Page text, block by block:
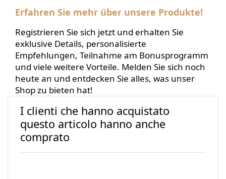
Erfahren Sie mehr über unsere Produkte!
Registrieren Sie sich jetzt und erhalten Sie
exklusive Details, personalisierte
Empfehlungen, Teilnahme am Bonusprogramm
und viele weitere Vorteile. Melden Sie sich noch
heute an und entdecken Sie alles, was unser
Shop zu bieten hat!
I clienti che hanno acquistato
questo articolo hanno anche
comprato